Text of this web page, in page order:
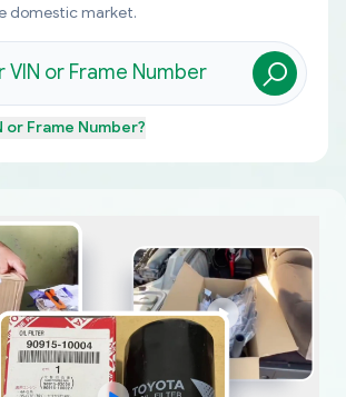
domestic market.
or Frame Number?